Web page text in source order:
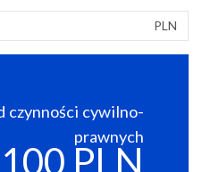
PLN
czynności cywilno-
prawnych
PLN